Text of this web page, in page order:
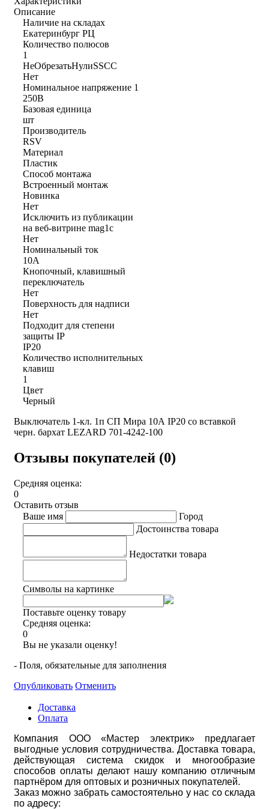
Описание
Наличие на складах
Екатеринбург РЦ
Количество полюсов
1
НеОбрезатьНулиSSCC
Нет
Номинальное напряжение 1
250В
Базовая единица
шт
Производитель
RSV
Материал
Пластик
Способ монтажа
Встроенный монтаж
Новинка
Нет
Исключить из публикации
на веб-витрине mag1c
Нет
Номинальный ток
10А
Кнопочный, клавишный
переключатель
Нет
Поверхность для надписи
Нет
Подходит для степени
защиты IP
IP20
Количество исполнительных
клавиш
1
Цвет
Черный
Выключатель 1-кл. 1п СП Мира 10А IP20 со вставкой
черн. бархат LEZARD 701-4242-100
Отзывы покупателей (0)
Средняя оценка:
0
Оставить отзыв
Ваше имя
Город
Достоинства товара
Недостатки товара
Символы на картинке
Поставьте оценку товару
Средняя оценка:
0
Вы не указали оценку!
- Поля, обязательные для заполнения
Опубликовать Отменить
Доставка
Оплата
Компания ООО «Мастер электрик» предлагает
выгодные условия сотрудничества. Доставка товара,
действующая система скидок и многообразие
способов оплаты делают нашу компанию отличным
партнёром для оптовых и розничных покупателей.
Заказ можно забрать самостоятельно у нас со склада
по адресу: